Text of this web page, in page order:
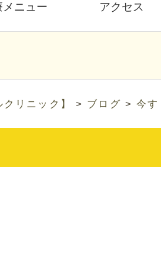
メニュー アクセス
リニック】 > ブログ >今す